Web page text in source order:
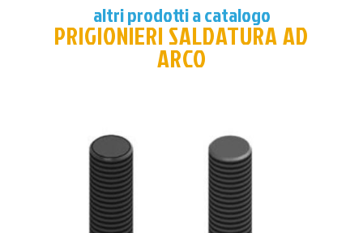
altri prodotti a catalogo
PRIGIONIERI SALDATURA AD
ARCO